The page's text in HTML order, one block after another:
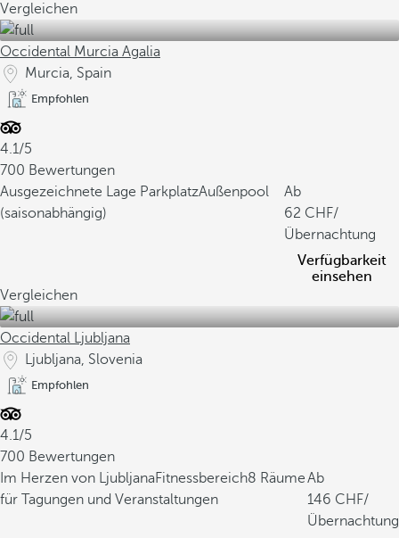
Vergleichen
Occidental Murcia Agalia
Murcia, Spain
Empfohlen
4.1/5
700 Bewertungen
Ausgezeichnete Lage ParkplatzAußenpool
(saisonabhängig)
Ab
62
/
Übernachtung
Verfügbarkeit
einsehen
Vergleichen
Occidental Ljubljana
Ljubljana, Slovenia
Empfohlen
4.1/5
700 Bewertungen
Im Herzen von LjubljanaFitnessbereich8 Räume
für Tagungen und Veranstaltungen
Ab
146
/
Übernachtung